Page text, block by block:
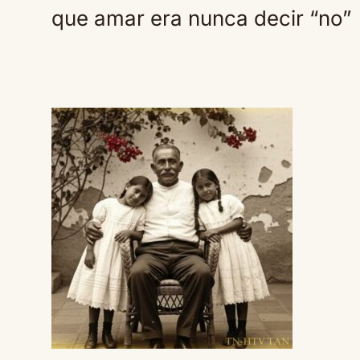
que amar era nunca decir “no”